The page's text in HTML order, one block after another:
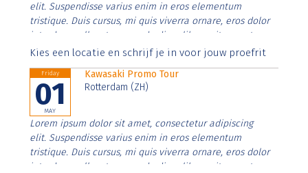
elit. Suspendisse varius enim in eros elementum
tristique. Duis cursus, mi quis viverra ornare, eros dolor
interdum nulla, ut commodo diam libero vitae erat.
Aenean faucibus nibh et justo cursus id rutrum lorem
Kies een locatie en schrijf je in voor jouw proefrit
Friday
01
MAY
Kawasaki Promo Tour
Rotterdam (ZH)
Lorem ipsum dolor sit amet, consectetur adipiscing
elit. Suspendisse varius enim in eros elementum
tristique. Duis cursus, mi quis viverra ornare, eros dolor
interdum nulla, ut commodo diam libero vitae erat.